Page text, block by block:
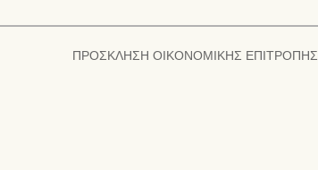
ΠΡΟΣΚΛΗΣΗ ΟΙΚΟΝΟΜΙΚΗΣ ΕΠΙΤΡΟΠΗΣ